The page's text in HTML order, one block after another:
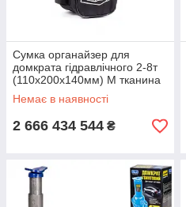
Сумка органайзер для
домкрата гідравлічного 2-8т
(110х200х140мм) M тканина
чорна Beltex
Немає в наявності
2 666 434 544 ₴